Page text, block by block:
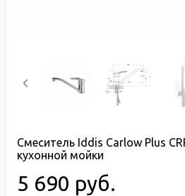
Смеситель Iddis Carlow Plus
кухонной мойки
5 690 руб.